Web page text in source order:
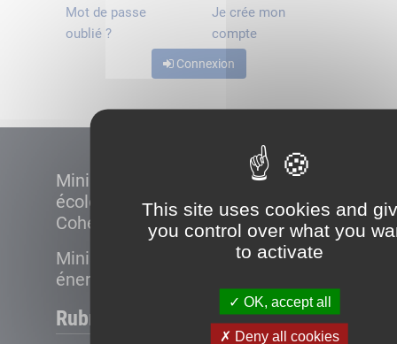
This site uses cookies and
you control over what you
to activate
OK, accept all
Deny all cookies
Mot de passe
oublié ?
Je crée mon
compte
Connexion
Ministère de la Transition
écologique et de la
Cohésion des territoires
Ministère de la Transition
énergétique
Rubriques